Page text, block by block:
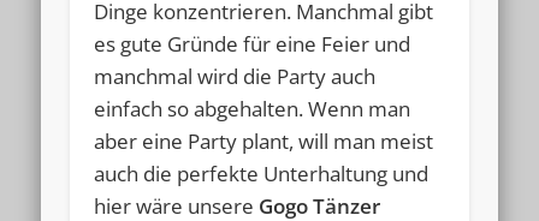
Dinge konzentrieren. Manchmal gibt
es gute Gründe für eine Feier und
manchmal wird die Party auch
einfach so abgehalten. Wenn man
aber eine Party plant, will man meist
auch die perfekte Unterhaltung und
hier wäre unsere Gogo Tänzer